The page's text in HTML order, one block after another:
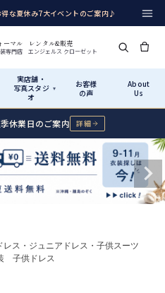
得な夏休み7大イベントのご案内♪
ーマル レンタル&販売
専門店 エンジェルス クローゼット
実店舗・
写真スタジ
オ
▾
お客様
の声
About
Us
アイテムから探す
サイズで選ぶ →
シーンから探す
で絞り込む→
ご利用ガイド
実店舗・写真スタジオ
休業日のご案内 詳細
ス・ジュニアドレス・子供スーツ
子供ドレス